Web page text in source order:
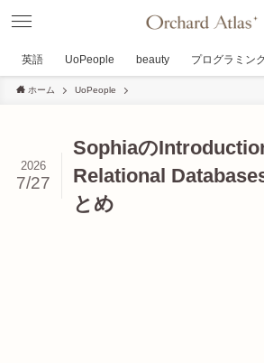
英語 UoPeople beauty プログラミン
ホーム UoPeople
Sophiaの
Relational
とめ
2026
7/27